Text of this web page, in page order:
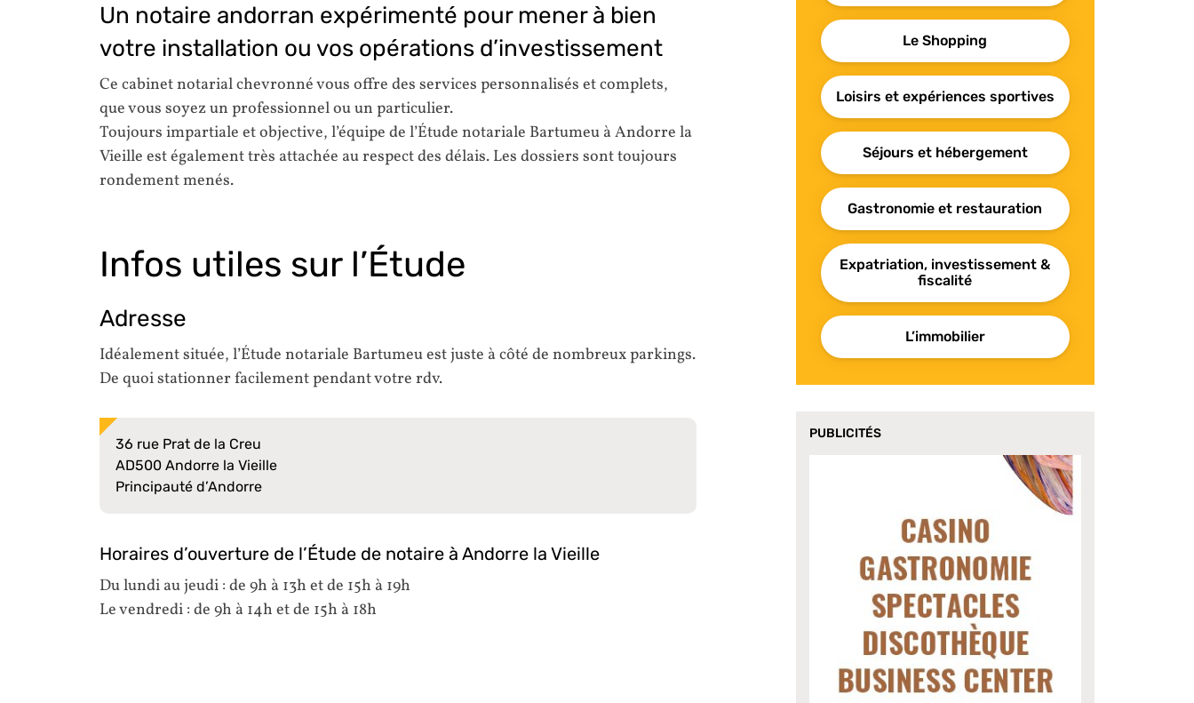
Un notaire andorran expérimenté pour mener à bien
votre installation ou vos opérations d’investissement
Ce cabinet notarial chevronné vous offre des services personnalisés et complets,
que vous soyez un professionnel ou un particulier.
Toujours impartiale et objective, l’équipe de l’Étude notariale Bartumeu à Andorre la
Vieille est également très attachée au respect des délais. Les dossiers sont toujours
rondement menés.
Infos utiles sur l’Étude
Adresse
Idéalement située, l’Étude notariale Bartumeu est juste à côté de nombreux parkings.
De quoi stationner facilement pendant votre rdv.
36 rue Prat de la Creu
AD500 Andorre la Vieille
Principauté d’Andorre
Horaires d’ouverture de l’Étude de notaire à Andorre la Vieille
Du lundi au jeudi : de 9h à 13h et de 15h à 19h
Le vendredi : de 9h à 14h et de 15h à 18h
Le Shopping
Loisirs et expériences sportives
Séjours et hébergement
Gastronomie et restauration
Expatriation, investissement &
fiscalité
L’immobilier
PUBLICITÉS